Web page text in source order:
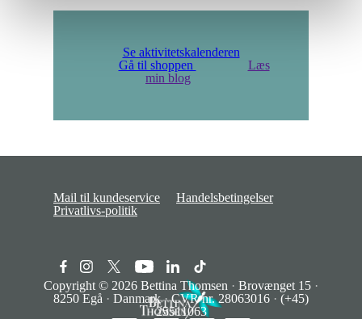
Se aktivitetskalenderen
Gå til shoppen
Læs
min blog
Mail til kundeservice
Handelsbetingelser
Privatlivs-politik
Copyright © 2026 Bettina Thomsen · Brovænget 15 ·
8250 Egå · Danmark·CVR nr. 28063016 · (+45)
25511063